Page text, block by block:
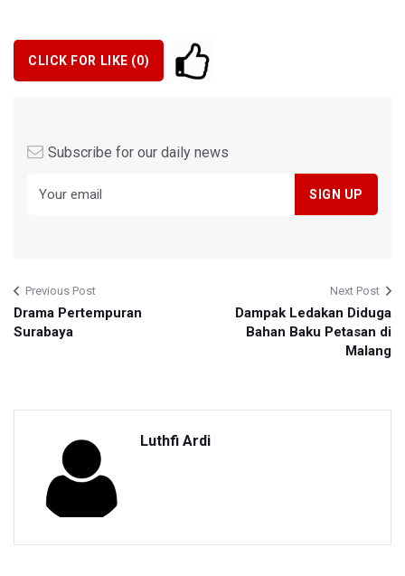
CLICK FOR LIKE (0)
Subscribe for our daily news
Previous Post
Drama Pertempuran
Surabaya
Next Post
Dampak Ledakan Diduga
Bahan Baku Petasan di
Malang
Luthfi Ardi